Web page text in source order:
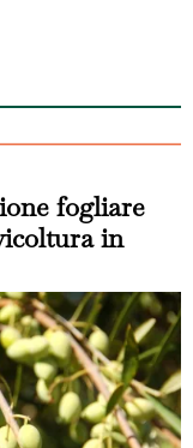
fogliare
in